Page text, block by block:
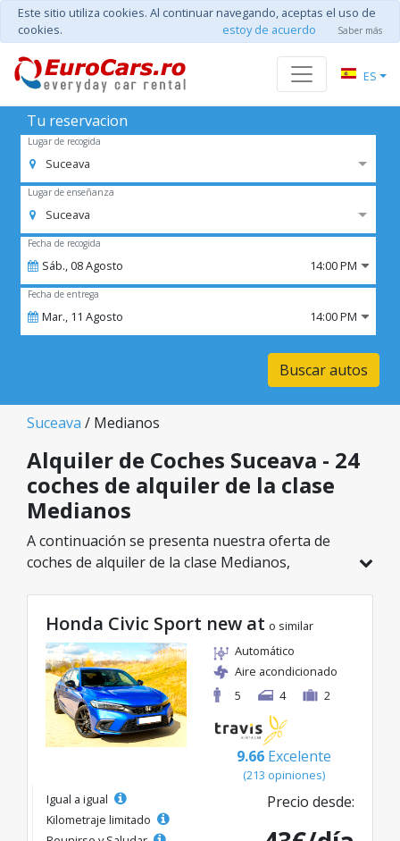
Este sitio utiliza cookies. Al continuar navegando, aceptas el uso de
cookies.
estoy de acuerdo Saber más
ES
Tu reservacion
Lugar de recogida
Suceava
Lugar de enseñanza
Suceava
Fecha de recogida
Sáb.,08Agosto 14:00 PM
Fecha de entrega
Mar., 11 Agosto 14:00 PM
Buscar autos
Suceava / Medianos
Alquiler de Coches Suceava - 24
coches de alquiler de la clase
Medianos
A continuación se presenta nuestra oferta de
coches de alquiler de la clase Medianos,
modelo ideal de la categoría seleccionada, con
tarifas excelentes desde solo 23€/día.
Honda Civic Sport new at o similar
Automático
Aire acondicionado
5
4 2
9.66 Excelente
(213 opiniones)
Igual a igual
Kilometraje limitado
Precio desde: